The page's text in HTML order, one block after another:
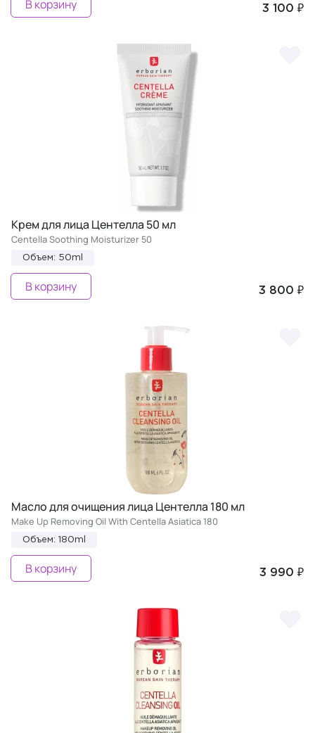
3 100 ₽
В корзину
Крем для лица Центелла 50 мл
Centella Soothing Moisturizer 50
Объем: 50ml
3 800 ₽
В корзину
Масло для очищения лица Центелла 180 мл
Make Up Removing Oil With Centella Asiatica 180
Объем: 180ml
3 990 ₽
В корзину